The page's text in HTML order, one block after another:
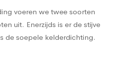
voeren we twee soorten
uit. Enerzijds is er de stijve
de soepele kelderdichting.